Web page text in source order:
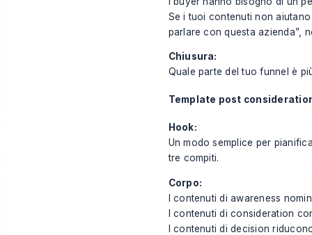
Se i tuoi contenuti non
parlare con questa azienda”,
Chiusura:
Quale parte del tuo funnel è
Template post
Hook:
Un modo semplice per
tre compiti.
Corpo:
I contenuti di awareness
I contenuti di consideration
I contenuti di decision